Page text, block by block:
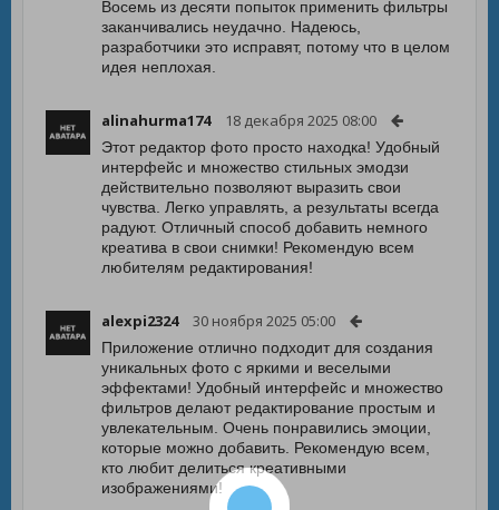
Восемь из десяти попыток применить фильтры
заканчивались неудачно. Надеюсь,
разработчики это исправят, потому что в целом
идея неплохая.
alinahurma174 18 декабря 2025 08:00
Этот редактор фото просто находка! Удобный
интерфейс и множество стильных эмодзи
действительно позволяют выразить свои
чувства. Легко управлять, а результаты всегда
радуют. Отличный способ добавить немного
креатива в свои снимки! Рекомендую всем
любителям редактирования!
alexpi2324 30 ноября 2025 05:00
Приложение отлично подходит для создания
уникальных фото с яркими и веселыми
эффектами! Удобный интерфейс и множество
фильтров делают редактирование простым и
увлекательным. Очень понравились эмоции,
которые можно добавить. Рекомендую всем,
кто любит делиться креативными
изображениями!